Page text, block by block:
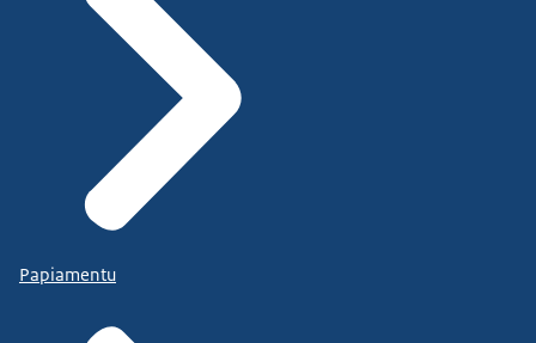
Papiamentu